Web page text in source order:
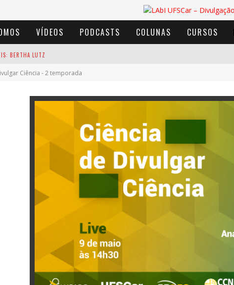
VÍDEOS PODCASTS COLUNAS CURSOS
BERTHA LUTZ
HISTÓRIAS - A JAMAIS IMAGINADA AVENTURA COM OS MOINHOS DE VENTO
VOZ DAS FLORESTAS
Ciência - 2 temporada